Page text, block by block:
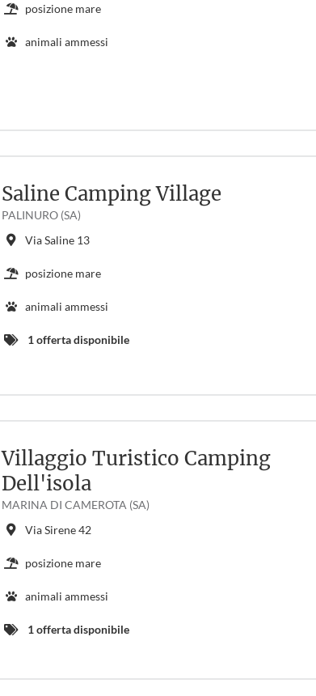
posizione mare
animali ammessi
Saline Camping Village
PALINURO (SA)
Via Saline 13
posizione mare
animali ammessi
1 offerta disponibile
Villaggio Turistico Camping
Dell'isola
MARINA DI CAMEROTA (SA)
Via Sirene 42
posizione mare
animali ammessi
1 offerta disponibile